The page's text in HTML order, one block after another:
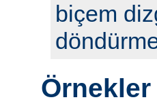
biçem
Örnekler